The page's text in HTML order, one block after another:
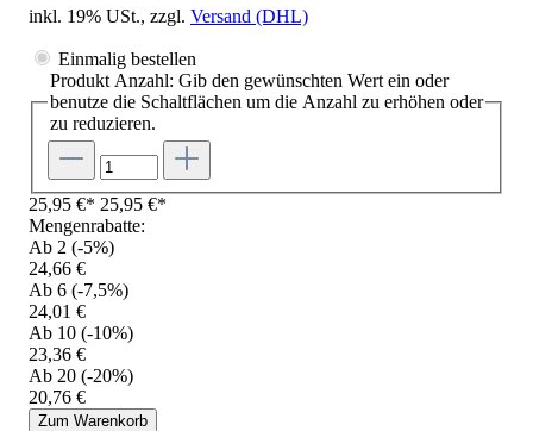
inkl. 19% USt., zzgl. Versand (DHL)
Einmalig bestellen
Produkt Anzahl: Gib den gewünschten Wert ein oder
benutze die Schaltflächen um die Anzahl zu erhöhen oder
zu reduzieren.
25,95 €* 25,95 €*
Mengenrabatte:
Ab 2 (-5%)
24,66 €
Ab 6 (-7,5%)
24,01 €
Ab 10 (-10%)
23,36 €
Ab 20 (-20%)
20,76 €
Zum Warenkorb